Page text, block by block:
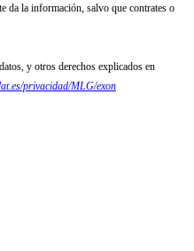
da la información, salvo que contrates o
y otros derechos explicados en
privacidad/MLG/exon